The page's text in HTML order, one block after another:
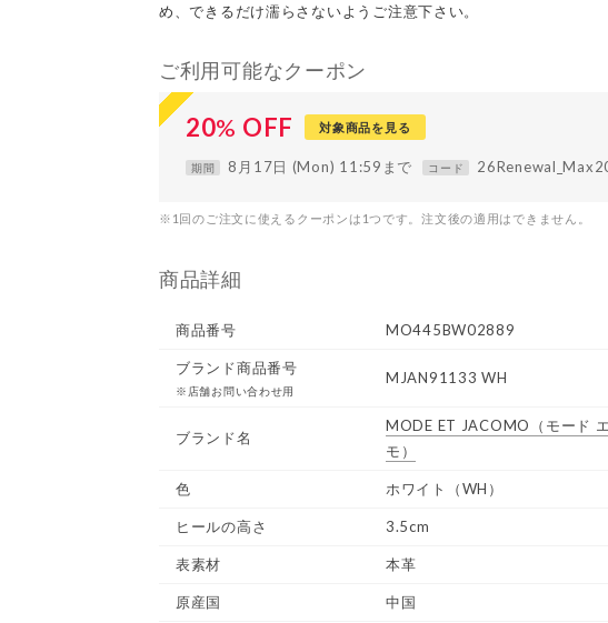
め、できるだけ濡らさないようご注意下さい。
ご利用可能なクーポン
20% OFF 対象商品を見る
期間 8月17日 (Mon) 11:59まで コード
※1回のご注文に使えるクーポンは1つです。注文後の適用はできません。
商品詳細
商品番号 MO445BW02889
ブランド商品番号
※店舗お問い合わせ用
MJAN91133 WH
ブランド名
MODE ET JACOMO
（モード
モ）
色 ホワイト（WH）
ヒールの高さ 3.5cm
表素材 本革
原産国 中国